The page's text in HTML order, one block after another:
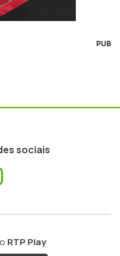
PUB
sociais
RTP Play